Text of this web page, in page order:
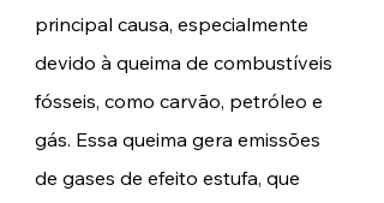
principal causa, especialmente
devido à queima de combustíveis
fósseis, como carvão, petróleo e
gás. Essa queima gera emissões
de gases de efeito estufa, que